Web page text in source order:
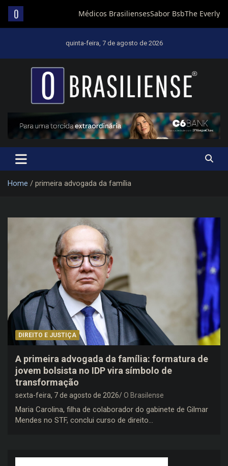
quinta-feira, 7 de agosto de 2026
Um diário de notícias que trabalha por Brasília
Home primeira advogada da família
DIREITO E JUSTIÇA
A primeira advogada da família: formatura de
jovem bolsista no IDP vira símbolo de
transformação
sexta-feira, 7 de agosto de 2026 O Brasilense
Maria Carolina, filha de colaborador do gabinete de Gilmar
Mendes no STF, conclui curso de direito…